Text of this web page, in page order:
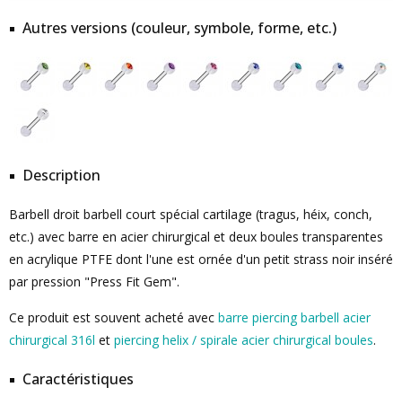
Autres versions (couleur, symbole, forme, etc.)
Description
Barbell droit barbell court spécial cartilage (tragus, héix, conch,
etc.) avec barre en acier chirurgical et deux boules transparentes
en acrylique PTFE dont l'une est ornée d'un petit strass noir inséré
par pression "Press Fit Gem".
Ce produit est souvent acheté avec barre piercing barbell acier
chirurgical 316l et piercing helix / spirale acier chirurgical boules.
Caractéristiques